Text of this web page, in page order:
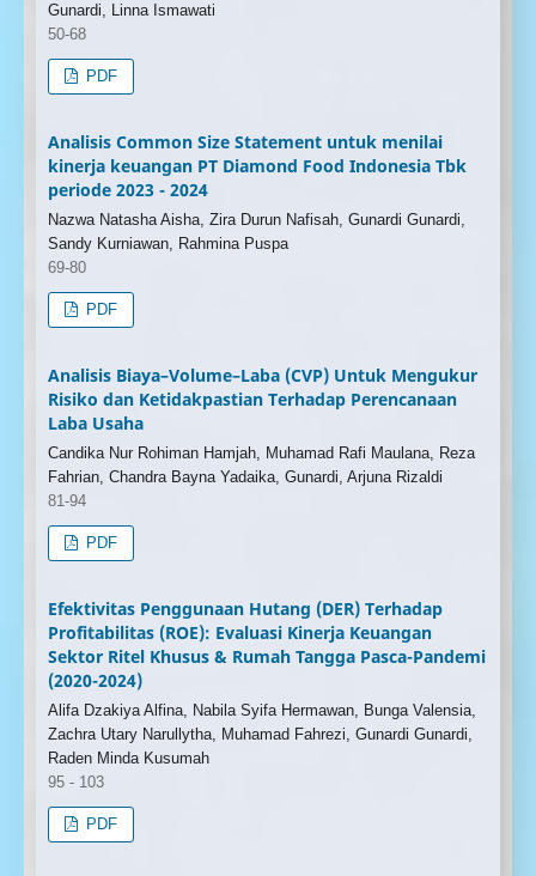
Gunardi, Linna Ismawati
50-68
PDF
Analisis Common Size Statement untuk menilai
kinerja keuangan PT Diamond Food Indonesia Tbk
periode 2023 - 2024
Nazwa Natasha Aisha, Zira Durun Nafisah, Gunardi Gunardi,
Sandy Kurniawan, Rahmina Puspa
69-80
PDF
Analisis Biaya–Volume–Laba (CVP) Untuk Mengukur
Risiko dan Ketidakpastian Terhadap Perencanaan
Laba Usaha
Candika Nur Rohiman Hamjah, Muhamad Rafi Maulana, Reza
Fahrian, Chandra Bayna Yadaika, Gunardi, Arjuna Rizaldi
81-94
PDF
Efektivitas Penggunaan Hutang (DER) Terhadap
Profitabilitas (ROE): Evaluasi Kinerja Keuangan
Sektor Ritel Khusus & Rumah Tangga Pasca-Pandemi
(2020-2024)
Alifa Dzakiya Alfina, Nabila Syifa Hermawan, Bunga Valensia,
Zachra Utary Narullytha, Muhamad Fahrezi, Gunardi Gunardi,
Raden Minda Kusumah
95 - 103
PDF